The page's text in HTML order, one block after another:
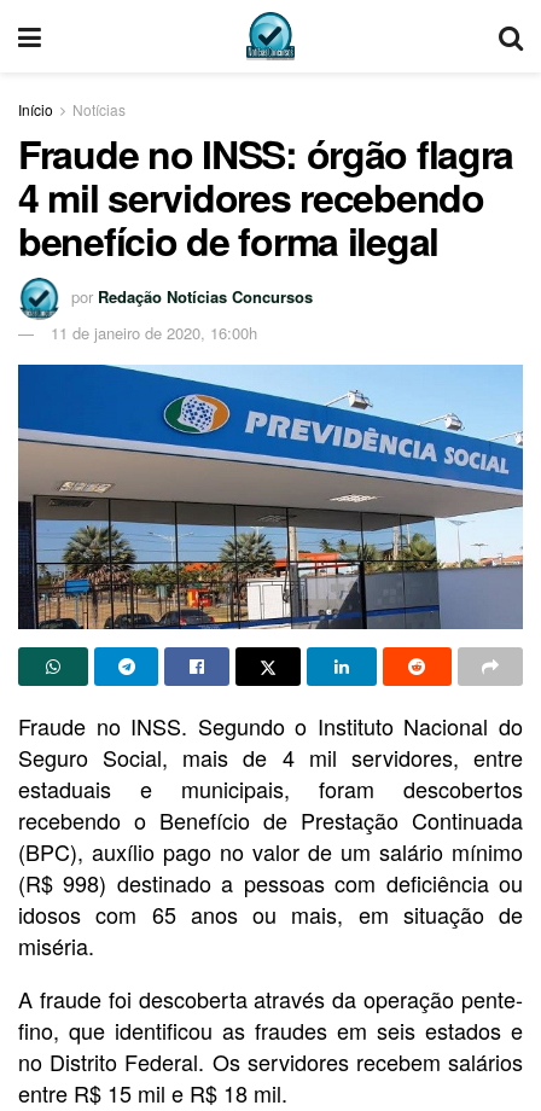
Início Notícias
Fraude no INSS: órgão flagra
4 mil servidores recebendo
benefício de forma ilegal
por Redação Notícias Concursos
11 de janeiro de 2020, 16:00h
Fraude no INSS. Segundo o Instituto Nacional do
Seguro Social, mais de 4 mil servidores, entre
estaduais e municipais, foram descobertos
recebendo o Benefício de Prestação Continuada
(BPC), auxílio pago no valor de um salário mínimo
(R$ 998) destinado a pessoas com deficiência ou
idosos com 65 anos ou mais, em situação de
miséria.
A fraude foi descoberta através da operação pente-
fino, que identificou as fraudes em seis estados e
no Distrito Federal. Os servidores recebem salários
entre R$ 15 mil e R$ 18 mil.